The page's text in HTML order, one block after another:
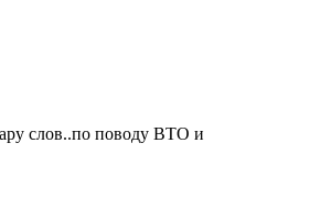
слов..по поводу ВТО и